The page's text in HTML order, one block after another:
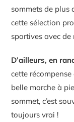
sommets de plus
cette sélection
sportives avec
D’ailleurs, en
cette récompense
belle marche à
sommet, c’est
toujours vrai !